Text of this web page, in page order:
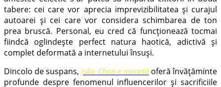
tabere: cei care vor aprecia imprevizibilitatea și curajul
autoarei și cei care vor considera schimbarea de ton
prea bruscă. Personal, eu cred că funcționează tocmai
fiindcă oglindește perfect natura haotică, adictivă și
complet deformată a internetului însuși.
Dincolo de suspans,Julie Chan e moartăoferă învățăminte
profunde despre fenomenul influencerilor și sacrificiile